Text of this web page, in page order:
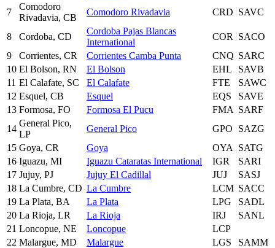
7
Comodoro
Rivadavia, CB
Comodoro Rivadavia CRD SAVC
8 Cordoba, CD
Cordoba Pajas Blancas
International
COR
SACO
9
Corrientes, CR Corrientes Camba Punta CNQ SARC
10 El Bolson, RN El Bolson EHL
SAVB
11 El Calafate, SC El Calafate FTE
SAWC
12 Esquel, CB Esquel EQS
SAVE
13 Formosa, FO Formosa El Pucu FMA SARF
14
General Pico,
LP
General Pico GPO
SAZG
15 Goya, CR Goya OYA
SATG
16 Iguazu, MI Iguazu Cataratas International IGR
SARI
17 Jujuy, PJ Jujuy El Cadillal JUJ
SASJ
18 La Cumbre, CD La Cumbre LCM SACC
19 La Plata, BA La Plata LPG
SADL
20 La Rioja, LR La Rioja IRJ
SANL
21 Loncopue, NE Loncopue
LCP
22 Malargue, MD Malargue LGS
SAMM